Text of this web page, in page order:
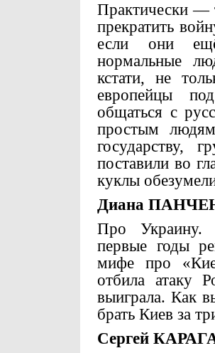
Практически —
прекратить
если они ещё
нормальные
кстати, не
европейцы
общаться с
простым
государству,
поставили во
куклы
Диана
Про Украину.
первые годы
мифе про
отбила атаку
выиграла. Как
брать Киев за
Сергей